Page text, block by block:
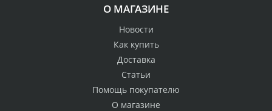
О МАГАЗИНЕ
Новости
Как купить
Доставка
Статьи
Помощь покупателю
О магазине